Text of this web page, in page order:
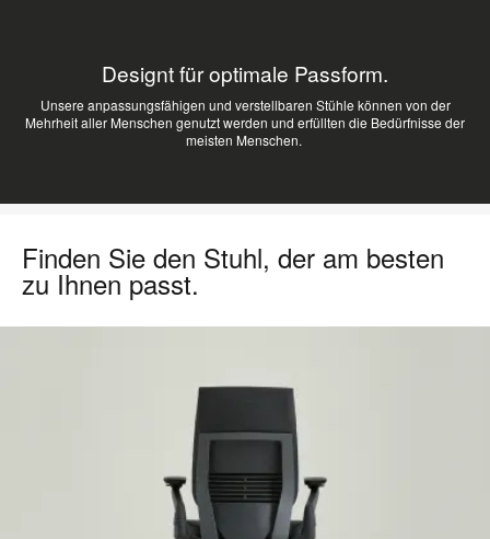
Designt für optimale Passform.
Unsere anpassungsfähigen und verstellbaren Stühle können von der
Mehrheit aller Menschen genutzt werden und erfüllten die Bedürfnisse der
meisten Menschen. ​
Finden Sie den Stuhl, der am besten
zu Ihnen passt.